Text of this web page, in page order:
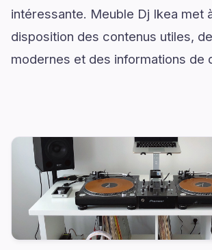
intéressante. Meuble Dj Ikea met
disposition des contenus utiles,
modernes et des informations de